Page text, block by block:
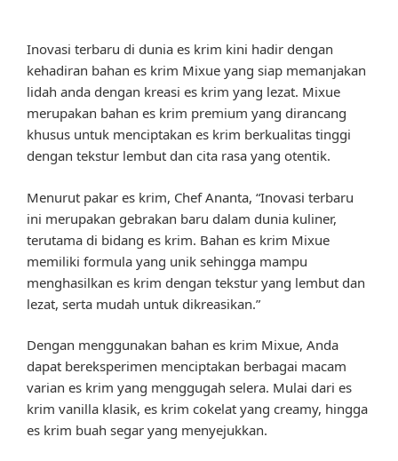
Inovasi terbaru di dunia es krim kini hadir dengan
kehadiran bahan es krim Mixue yang siap memanjakan
lidah anda dengan kreasi es krim yang lezat. Mixue
merupakan bahan es krim premium yang dirancang
khusus untuk menciptakan es krim berkualitas tinggi
dengan tekstur lembut dan cita rasa yang otentik.
Menurut pakar es krim, Chef Ananta, “Inovasi terbaru
ini merupakan gebrakan baru dalam dunia kuliner,
terutama di bidang es krim. Bahan es krim Mixue
memiliki formula yang unik sehingga mampu
menghasilkan es krim dengan tekstur yang lembut dan
lezat, serta mudah untuk dikreasikan.”
Dengan menggunakan bahan es krim Mixue, Anda
dapat bereksperimen menciptakan berbagai macam
varian es krim yang menggugah selera. Mulai dari es
krim vanilla klasik, es krim cokelat yang creamy, hingga
es krim buah segar yang menyejukkan.